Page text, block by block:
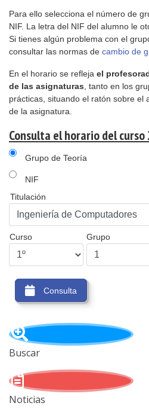
Para ello selecciona el número de
NIF. La letra del NIF del alumno le
Si tienes algún problema con el
consultar las normas de cambio de
En el horario se refleja el
de las asignaturas , tanto en los
prácticas, situando el ratón sobre el
de la asignatura.
Consulta el horario del curso
Grupo de Teoría
NIF
Titulación
Curso Grupo
Consulta
Buscar
Noticias